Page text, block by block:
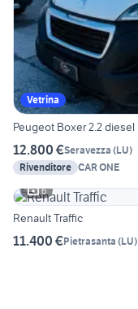
Vetrina
Peugeot Boxer 2.2 diesel
12.800 €Seravezza (LU)
Rivenditore CAR ONE
6
Renault Traffic
11.400 €Pietrasanta (LU)